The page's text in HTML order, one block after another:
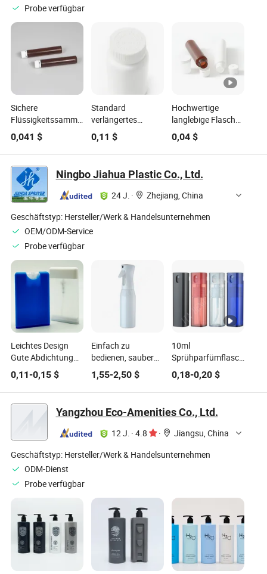
Probe verfügbar
Sichere
Flüssigkeitssammelflasche
mit innovativem
konischem Design
für Lebensmittel
0,041 $
Standard
verlängertes
Designflasche für
pharmazeutische
und
Lebensmittelanwendungen
0,11 $
Hochwertige
langlebige Flasche
für die
Aufbewahrung von
und flüssigen
Arzneimitteln
0,04$
Ningbo Jiahua Plastic Co., Ltd.
24 J. ·
Zhejiang, China
Geschäftstyp: Hersteller/Werk & Handelsunternehmen
OEM/ODM-Service
Probe verfügbar
Leichtes Design
Gute Abdichtung
20ml
Kosmetikverpackung
Druckluftflasche
0,11-0,15 $
Einfach zu
bedienen, sauber
und hygienisch,
Lotion-Kappen-
Sprühstift-
1,55-2,50$
10ml
Sprühparfümflasche
Sprühflasche
maßgeschneiderte
PP-Glas Kunststoff
Gesichts- und
Mundsprühflasche
0,18-0,20$
Yangzhou Eco-Amenities Co., Ltd.
12 J. · 4.8 ·
Jiangsu, China
Geschäftstyp: Hersteller/Werk & Handelsunternehmen
ODM-Dienst
Probe verfügbar